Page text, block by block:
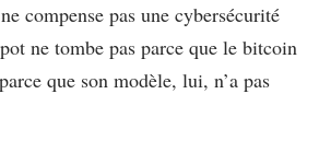
compense pas une cybersécurité
ne tombe pas parce que le bitcoin
que son modèle, lui, n’a pas